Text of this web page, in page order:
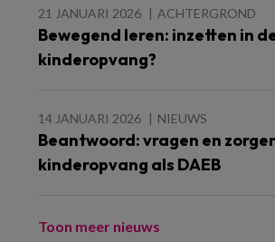
21 JANUARI 2026 ACHTERGROND
Bewegend leren: inzetten in
kinderopvang?
14 JANUARI 2026 NIEUWS
Beantwoord: vragen en
kinderopvang als DAEB
Toon meer nieuws